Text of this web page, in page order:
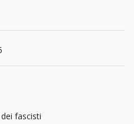
fascisti